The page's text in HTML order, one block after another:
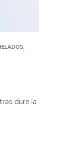
,
dure la